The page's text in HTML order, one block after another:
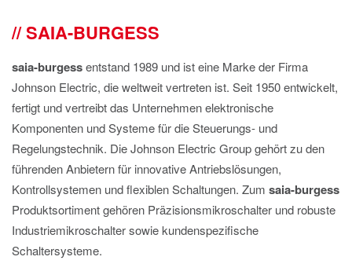
DATENSCHUTZ
SAIA-BURGESS
saia-burgessentstand 1989 und ist eine Marke der Firma
Johnson Electric, die weltweit vertreten ist. Seit 1950 entwickelt,
fertigt und vertreibt das Unternehmen elektronische
Komponenten und Systeme für die Steuerungs- und
Regelungstechnik. Die Johnson Electric Group gehört zu den
führenden Anbietern für innovative Antriebslösungen,
Kontrollsystemen und flexiblen Schaltungen. Zum saia-burgess
Produktsortiment gehören Präzisionsmikroschalter und robuste
Industriemikroschalter sowie kundenspezifische
Schaltersysteme.